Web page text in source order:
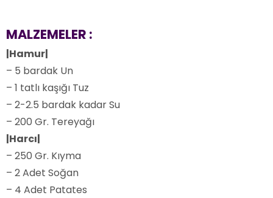
MALZEMELER :
|Hamur|
– 5 bardak Un
– 1 tatlı kaşığı Tuz
– 2-2.5 bardak kadar Su
– 200 Gr. Tereyağı
|Harcı|
– 250 Gr. Kıyma
– 2 Adet Soğan
– 4 Adet Patates